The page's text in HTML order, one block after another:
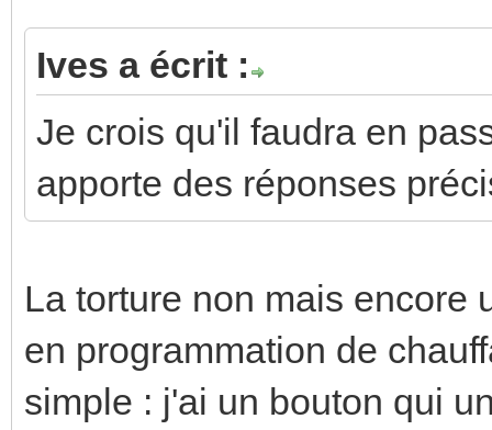
Ives a écrit :
Je crois qu'il faudra en
apporte des réponses
La torture non mais encore
en programmation de
simple : j'ai un bouton qui